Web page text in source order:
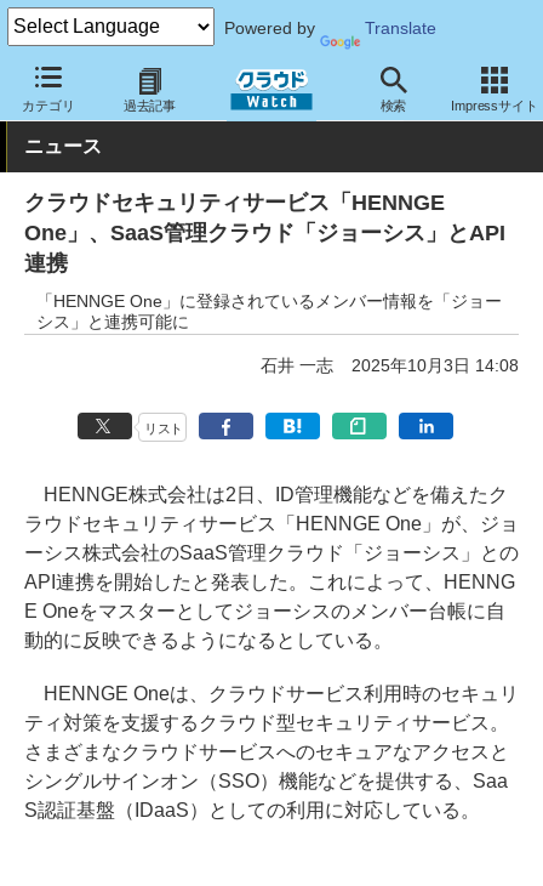
Powered by Translate
カテゴリ 過去記事 検索 Impressサイト
クラウド Watch トピック 協業・提携 国内
ニュース
クラウドセキュリティサービス「HENNGE
One」、SaaS管理クラウド「ジョーシス」とAPI
連携
「HENNGE One」に登録されているメンバー情報を「ジョー
シス」と連携可能に
石井 一志 2025年10月3日 14:08
リスト
HENNGE株式会社は2日、ID管理機能などを備えたク
ラウドセキュリティサービス「HENNGE One」が、ジョ
ーシス株式会社のSaaS管理クラウド「ジョーシス」との
API連携を開始したと発表した。これによって、HENNG
E Oneをマスターとしてジョーシスのメンバー台帳に自
動的に反映できるようになるとしている。
HENNGE Oneは、クラウドサービス利用時のセキュリ
ティ対策を支援するクラウド型セキュリティサービス。
さまざまなクラウドサービスへのセキュアなアクセスと
シングルサインオン（SSO）機能などを提供する、Saa
S認証基盤（IDaaS）としての利用に対応している。